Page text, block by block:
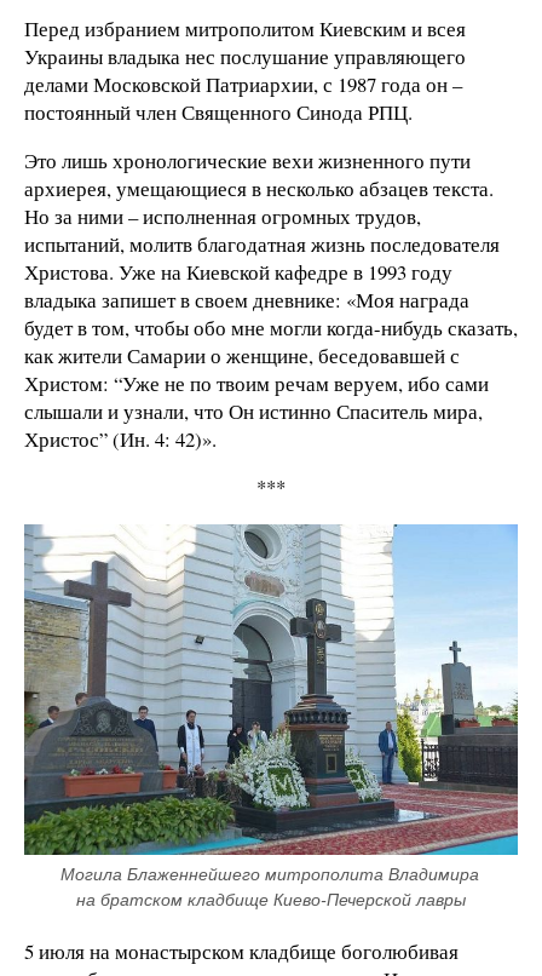
Перед избранием митрополитом Киевским и всея
Украины владыка нес послушание управляющего
делами Московской Патриархии, с 1987 года он –
постоянный член Священного Синода РПЦ.
Это лишь хронологические вехи жизненного пути
архиерея, умещающиеся в несколько абзацев текста.
Но за ними – исполненная огромных трудов,
испытаний, молитв благодатная жизнь последователя
Христова. Уже на Киевской кафедре в 1993 году
владыка запишет в своем дневнике: «Моя награда
будет в том, чтобы обо мне могли когда-нибудь сказать,
как жители Самарии о женщине, беседовавшей с
Христом: “Уже не по твоим речам веруем, ибо сами
слышали и узнали, что Он истинно Спаситель мира,
Христос” (Ин. 4: 42)».
***
Могила Блаженнейшего митрополита Владимира
на братском кладбище Киево-Печерской лавры
5 июля на монастырском кладбище боголюбивая